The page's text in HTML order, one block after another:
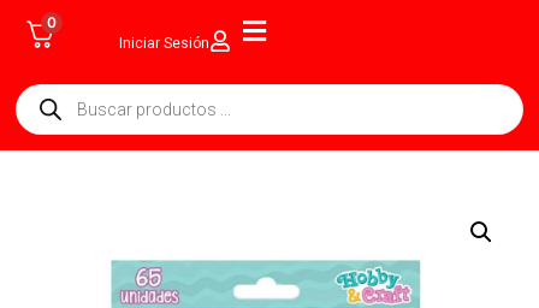
0
Iniciar Sesión